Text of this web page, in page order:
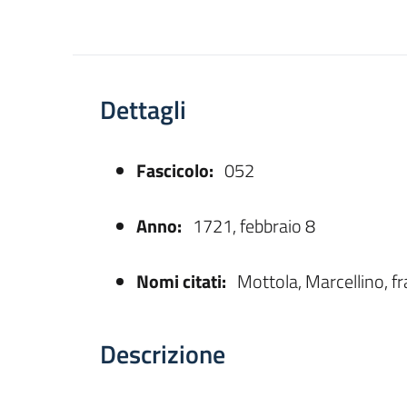
Dettagli
Fascicolo: 052
Anno: 1721, febbraio 8
Nomi citati: Mottola, Marcellino,
Descrizione